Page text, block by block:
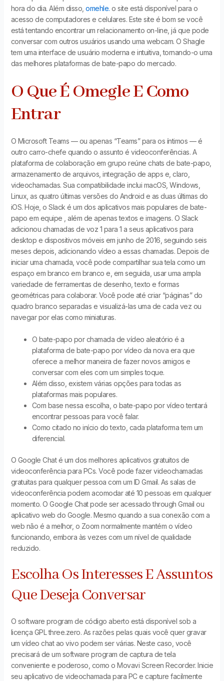
hora do dia. Além disso,omehle. o site está disponível para o
acesso de computadores e celulares. Este site é bom se você
está tentando encontrar um relacionamento on-line, já que pode
conversar com outros usuários usando uma webcam. O Shagle
tem uma interface de usuário moderna e intuitiva, tornando-o uma
das melhores plataformas de bate-papo do mercado.
O Que É Omegle E Como
Entrar
O Microsoft Teams — ou apenas “Teams” para os íntimos — é
outro carro-chefe quando o assunto é videoconferências. A
plataforma de colaboração em grupo reúne chats de bate-papo,
armazenamento de arquivos, integração de apps e, claro,
videochamadas. Sua compatibilidade inclui macOS, Windows,
Linux, as quatro últimas versões do Android e as duas últimas do
iOS. Hoje, o Slack é um dos aplicativos mais populares de bate-
papo em equipe , além de apenas textos e imagens. O Slack
adicionou chamadas de voz 1 para 1 a seus aplicativos para
desktop e dispositivos móveis em junho de 2016, seguindo seis
meses depois, adicionando vídeo a essas chamadas. Depois de
iniciar uma chamada, você pode compartilhar sua tela como um
espaço em branco em branco e, em seguida, usar uma ampla
variedade de ferramentas de desenho, texto e formas
geométricas para colaborar. Você pode até criar “páginas” do
quadro branco separadas e visualizá-las uma de cada vez ou
navegar por elas como miniaturas.
O bate-papo por chamada de vídeo aleatório é a
plataforma de bate-papo por vídeo da nova era que
oferece a melhor maneira de fazer novos amigos e
conversar com eles com um simples toque.
Além disso, existem várias opções para todas as
plataformas mais populares.
Com base nessa escolha, o bate-papo por vídeo tentará
encontrar pessoas para você falar.
Como citado no início do texto, cada plataforma tem um
diferencial.
O Google Chat é um dos melhores aplicativos gratuitos de
videoconferência para PCs. Você pode fazer videochamadas
gratuitas para qualquer pessoa com um ID Gmail. As salas de
videoconferência podem acomodar até 10 pessoas em qualquer
momento. O Google Chat pode ser acessado through Gmail ou
aplicativo web do Google. Mesmo quando a sua conexão com a
web não é a melhor, o Zoom normalmente mantém o vídeo
funcionando, embora às vezes com um nível de qualidade
reduzido.
Escolha Os Interesses E Assuntos
Que Deseja Conversar
O software program de código aberto está disponível sob a
licença GPL three.zero. As razões pelas quais você quer gravar
um vídeo chat ao vivo podem ser várias. Neste caso, você
precisará de um software program de captura de tela
conveniente e poderoso, como o Movavi Screen Recorder. Inicie
seu aplicativo de videochamada para PC e capture facilmente